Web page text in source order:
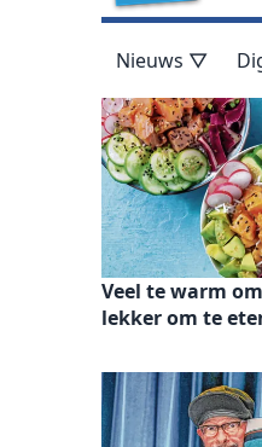
Nieuws ▽
Veel te warm
lekker om te